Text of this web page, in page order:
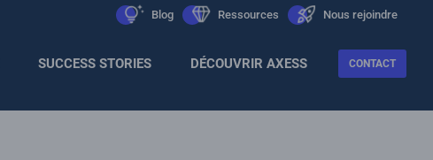
Blog
icon Ressources
icon Nous rejoindre
icon
SUCCESS STORIES DÉCOUVRIR AXESS CONTACT